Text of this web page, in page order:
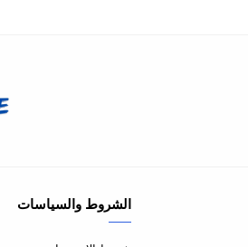
الشروط والسياسات